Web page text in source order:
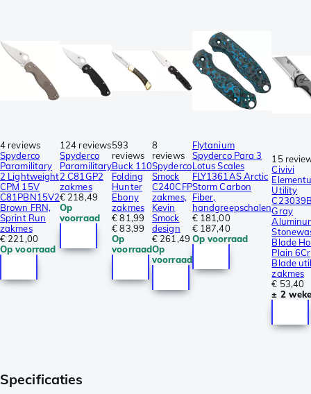
4 reviews
Spyderco
Paramilitary
2 Lightweight
CPM 15V
C81PBN15V2
Brown FRN,
Sprint Run
zakmes
€ 221,00
Op voorraad
124 reviews
Spyderco
Paramilitary
2 C81GP2
zakmes
€ 218,49
Op
voorraad
593
reviews
Buck 110
Folding
Hunter
Ebony
zakmes
€ 81,99
€ 83,99
Op
voorraad
8
reviews
Spyderco
Smock
C240CFP
zakmes,
Kevin
Smock
design
€ 261,49
Op
voorraad
Flytanium
Spyderco Para 3
Lotus Scales
FLY1361AS Arctic
Storm Carbon
Fiber,
handgreepschalen
€ 181,00
€ 187,40
Op voorraad
15
Civivi
Utility
Gray
Blade
Plain 6Cr
Blade
zakmes
€ 53,40
± 2
Specificaties